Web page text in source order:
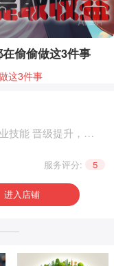
偷偷做这3件事
这3件事
服务评分: 5
进入店铺